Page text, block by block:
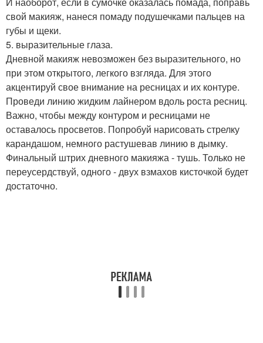
свой макияж, нанеся помаду подушечками пальцев на
губы и щеки.
5. выразительные глаза.
Дневной макияж невозможен без выразительного, но
при этом открытого, легкого взгляда. Для этого
акцентируй свое внимание на ресницах и их контуре.
Проведи линию жидким лайнером вдоль роста ресниц.
Важно, чтобы между контуром и ресницами не
оставалось просветов. Попробуй нарисовать стрелку
карандашом, немного растушевав линию в дымку.
Финальный штрих дневного макияжа - тушь. Только не
переусердствуй, одного - двух взмахов кисточкой будет
достаточно.